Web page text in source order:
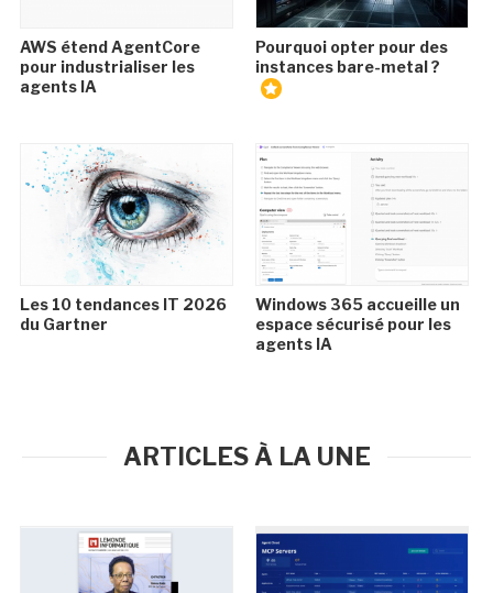
AWS étend AgentCore
pour industrialiser les
agents IA
Pourquoi opter pour des
instances bare-metal ?
Les 10 tendances IT 2026
du Gartner
Windows 365 accueille un
espace sécurisé pour les
agents IA
ARTICLES À LA UNE